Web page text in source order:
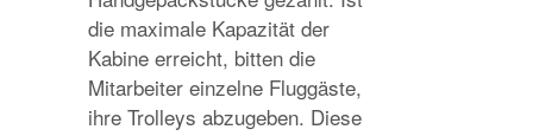
die maximale Kapazität der
Kabine erreicht, bitten die
Mitarbeiter einzelne Fluggäste,
ihre Trolleys abzugeben. Diese